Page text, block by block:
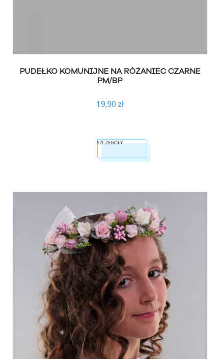
PUDEŁKO KOMUNIJNE NA RÓŻANIEC CZARNE
PM/BP
19,90 zł
SZCZEGÓŁY